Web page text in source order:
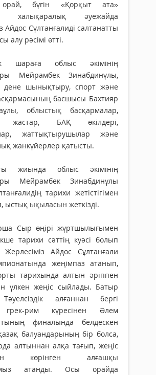
бүгін «Қорқыт ата»
халықаралық әуежайда
Айдос Сұлтанғалиді салтанатты
алу рәсімі өтті.
шараға облыс әкімінің
Мейрамбек Зинабдинұлы,
дене шынықтыру, спорт және
басшысы Бахтияр
облыстық басқармалар,
жастар, БАҚ өкілдері,
жаттықтырушылар және
жанкүйерлер қатысты.
жиында облыс әкімінің
Мейрамбек Зинабдинұлы
тарихи жетістігімен
ыстық ықыласын жеткізді.
Сыр өңірі жұртшылығымен
тарихи сәттің куәсі болып
Айдос Сұлтанғали
жеңімпаз атанып,
тарихында алтын әріппен
үлкен жеңіс сыйлады. Батыр
алғаннан бергі
грек-рим күресінен Әлем
финалында белдескен
балуандарының бір болса,
алтыннан алқа тағып, жеңіс
көрінген алғашқы
атанды. Осы орайда